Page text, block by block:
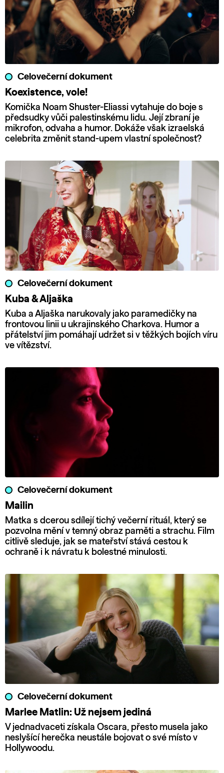
Celovečerní dokument
Koexistence, vole!
Komička Noam Shuster-Eliassi vytahuje do boje s
předsudky vůči palestinskému lidu. Její zbraní je
mikrofon, odvaha a humor. Dokáže však izraelská
celebrita změnit stand-upem vlastní společnost?
Celovečerní dokument
Kuba & Aljaška
Kuba a Aljaška narukovaly jako paramedičky na
frontovou linii u ukrajinského Charkova. Humor a
přátelství jim pomáhají udržet si v těžkých bojích víru
ve vítězství.
Celovečerní dokument
Mailin
Matka s dcerou sdílejí tichý večerní rituál, který se
pozvolna mění v temný obraz paměti a strachu. Film
citlivě sleduje, jak se mateřství stává cestou k
ochraně i k návratu k bolestné minulosti.
Celovečerní dokument
Marlee Matlin: Už nejsem jediná
V jednadvaceti získala Oscara, přesto musela jako
neslyšící herečka neustále bojovat o své místo v
Hollywoodu.